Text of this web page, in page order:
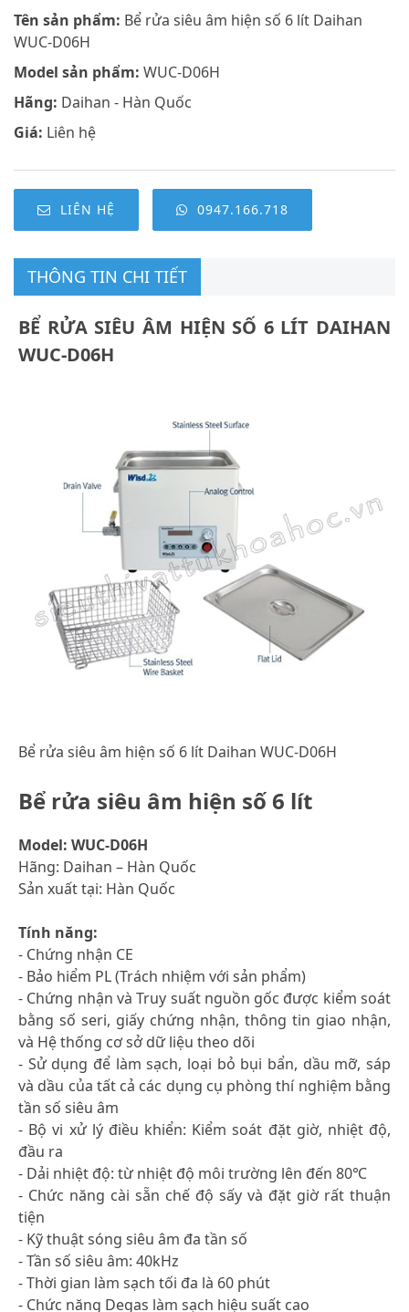
Tên sản phẩm: Bể rửa siêu âm hiện số 6 lít Daihan
WUC-D06H
Model sản phẩm: WUC-D06H
Hãng: Daihan - Hàn Quốc
Giá: Liên hệ
LIÊN HỆ 0947.166.718
THÔNG TIN CHI TIẾT
BỂ RỬA SIÊU ÂM HIỆN SỐ 6 LÍT DAIHAN
WUC-D06H
Bể rửa siêu âm hiện số 6 lít Daihan WUC-D06H
Bể rửa siêu âm hiện số 6 lít
Model: WUC-D06H
Hãng: Daihan – Hàn Quốc
Sản xuất tại: Hàn Quốc
Tính năng:
- Chứng nhận CE
- Bảo hiểm PL (Trách nhiệm với sản phẩm)
- Chứng nhận và Truy suất nguồn gốc được kiểm soát
bằng số seri, giấy chứng nhận, thông tin giao nhận,
và Hệ thống cơ sở dữ liệu theo dõi
- Sử dụng để làm sạch, loại bỏ bụi bẩn, dầu mỡ, sáp
và dầu của tất cả các dụng cụ phòng thí nghiệm bằng
tần số siêu âm
- Bộ vi xử lý điều khiển: Kiểm soát đặt giờ, nhiệt độ,
đầu ra
- Dải nhiệt độ: từ nhiệt độ môi trường lên đến 80℃
- Chức năng cài sẵn chế độ sấy và đặt giờ rất thuận
tiện
- Kỹ thuật sóng siêu âm đa tần số
- Tần số siêu âm: 40kHz
- Thời gian làm sạch tối đa là 60 phút
- Chức năng Degas làm sạch hiệu suất cao